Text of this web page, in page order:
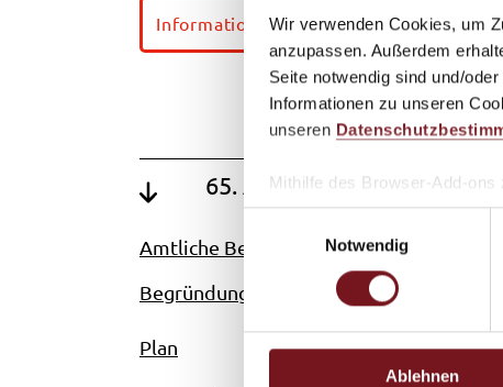
Wir verwenden Cookies, um
anzupassen. Außerdem
Seite notwendig sind und/
Informationen zu unseren
unseren
Mithilfe des Browser-Add-
Website-Besucher
möchten, laden Sie das
Impressum | Datenschutz
i
w
Notwendig
Ablehnen
Informationspflichten
65. Änderung des
Amtliche Bekanntmachung
Begründung + Umweltbericht
Plan